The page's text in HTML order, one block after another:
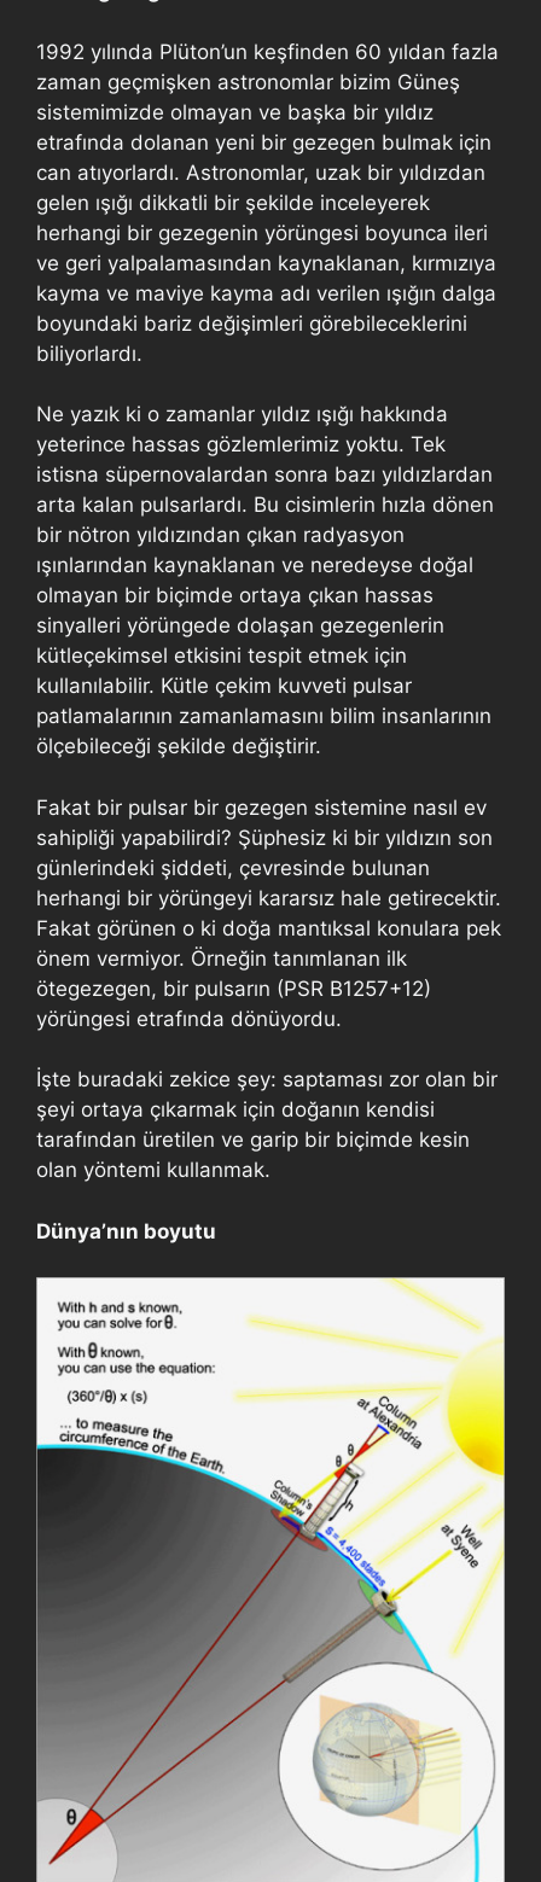
1992 yılında Plüton’un keşfinden 60 yıldan fazla
zaman geçmişken astronomlar bizim Güneş
sistemimizde olmayan ve başka bir yıldız
etrafında dolanan yeni bir gezegen bulmak için
can atıyorlardı. Astronomlar, uzak bir yıldızdan
gelen ışığı dikkatli bir şekilde inceleyerek
herhangi bir gezegenin yörüngesi boyunca ileri
ve geri yalpalamasından kaynaklanan, kırmızıya
kayma ve maviye kayma adı verilen ışığın dalga
boyundaki bariz değişimleri görebileceklerini
biliyorlardı.
Ne yazık ki o zamanlar yıldız ışığı hakkında
yeterince hassas gözlemlerimiz yoktu. Tek
istisna süpernovalardan sonra bazı yıldızlardan
arta kalan pulsarlardı. Bu cisimlerin hızla dönen
bir nötron yıldızından çıkan radyasyon
ışınlarından kaynaklanan ve neredeyse doğal
olmayan bir biçimde ortaya çıkan hassas
sinyalleri yörüngede dolaşan gezegenlerin
kütleçekimsel etkisini tespit etmek için
kullanılabilir. Kütle çekim kuvveti pulsar
patlamalarının zamanlamasını bilim insanlarının
ölçebileceği şekilde değiştirir.
Fakat bir pulsar bir gezegen sistemine nasıl ev
sahipliği yapabilirdi? Şüphesiz ki bir yıldızın son
günlerindeki şiddeti, çevresinde bulunan
herhangi bir yörüngeyi kararsız hale getirecektir.
Fakat görünen o ki doğa mantıksal konulara pek
önem vermiyor. Örneğin tanımlanan ilk
ötegezegen, bir pulsarın (PSR B1257+12)
yörüngesi etrafında dönüyordu.
İşte buradaki zekice şey: saptaması zor olan bir
şeyi ortaya çıkarmak için doğanın kendisi
tarafından üretilen ve garip bir biçimde kesin
olan yöntemi kullanmak.
Dünya’nın boyutu